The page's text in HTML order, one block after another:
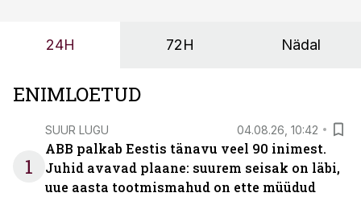
24H 72H Nädal
ENIMLOETUD
1
SUUR LUGU 04.08.26, 10:42
ABB palkab Eestis tänavu veel 90 inimest.
Juhid avavad plaane: suurem seisak on läbi,
uue aasta tootmismahud on ette müüdud